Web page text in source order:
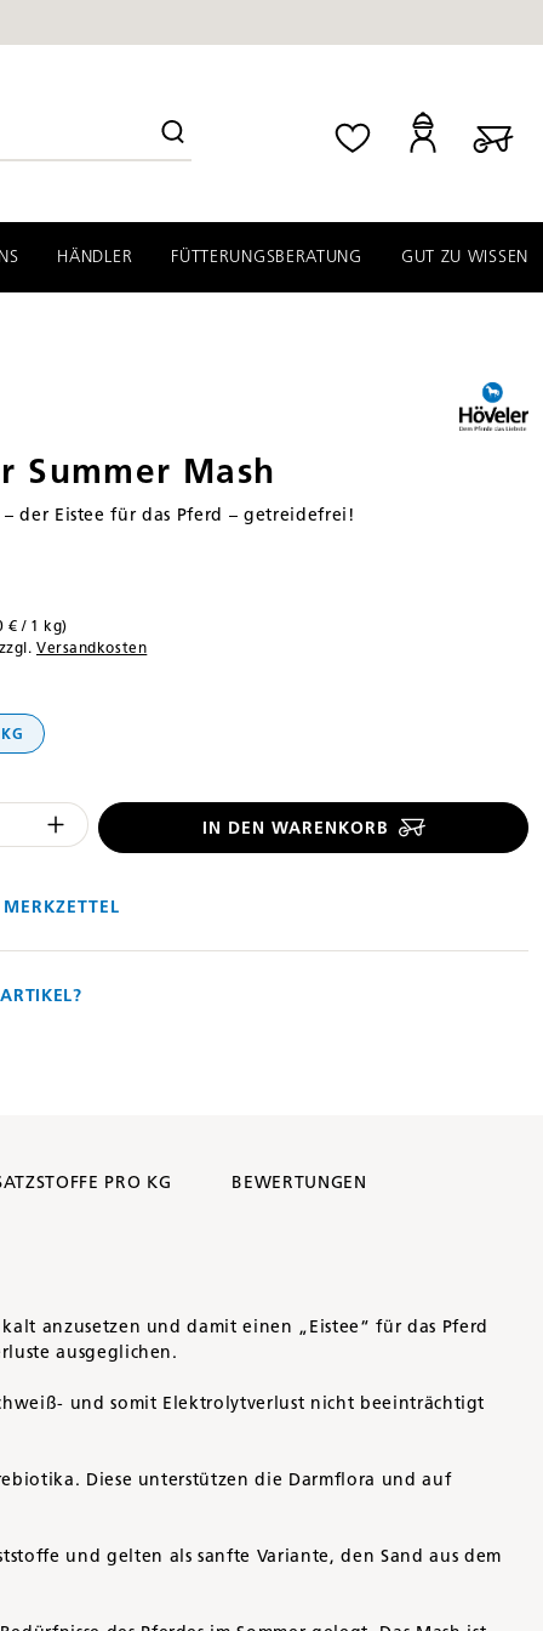
HÄNDLER FÜTTERUNGSBERATUNG GUT ZU WISSEN
Summer Mash
– der Eistee für das Pferd – getreidefrei!
€ / 1 kg)
Versandkosten
des Produktes
IN DEN WARENKORB
PRO KG BEWERTUNGEN
anzusetzen und damit einen „Eistee“ für das Pferd
ausgeglichen.
und somit Elektrolytverlust nicht beeinträchtigt
Diese unterstützen die Darmflora und auf
und gelten als sanfte Variante, den Sand aus dem